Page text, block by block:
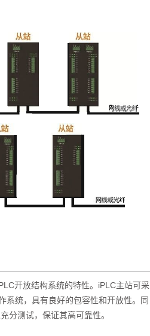
开放结构系统的特性。iPLC主站可采
系统，具有良好的包容性和开放性。同
分测试，保证其高可靠性。